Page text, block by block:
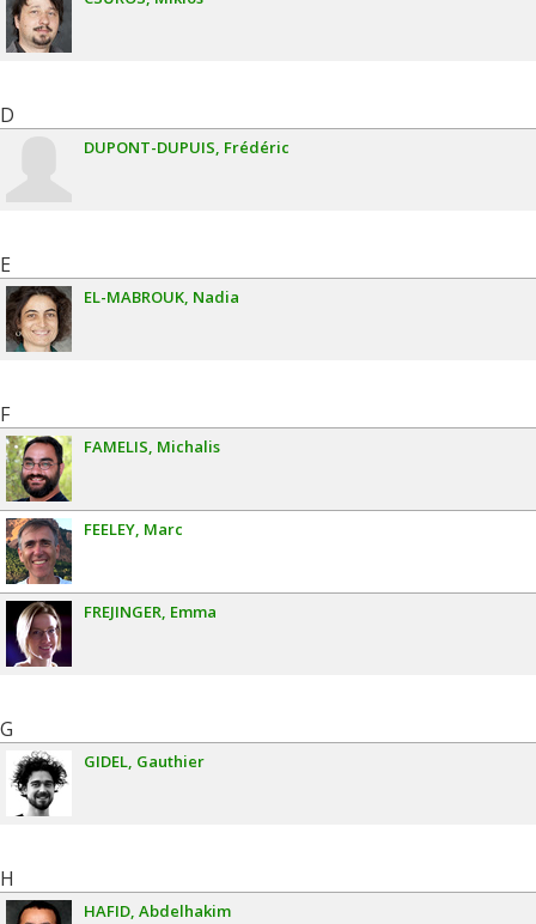
D
DUPONT-DUPUIS Frédéric
E
EL-MABROUK Nadia
F
FAMELIS Michalis
FEELEY Marc
FREJINGER Emma
G
GIDEL Gauthier
H
HAFID Abdelhakim